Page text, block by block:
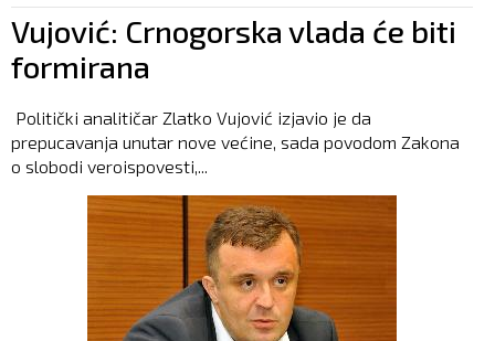
Vujović: Crnogorska vlada će biti
formirana
Politički analitičar Zlatko Vujović izjavio je da
prepucavanja unutar nove većine, sada povodom Zakona
o slobodi veroispovesti,...